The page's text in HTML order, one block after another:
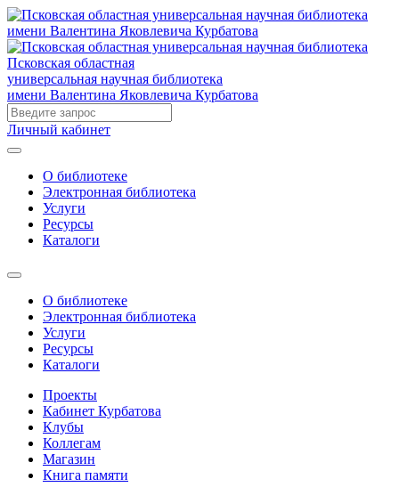
Псковская областная
универсальная научная библиотека
имени Валентина Яковлевича Курбатова
Личный кабинет
О библиотеке
Электронная библиотека
Услуги
Ресурсы
Каталоги
О библиотеке
Электронная библиотека
Услуги
Ресурсы
Каталоги
Проекты
Кабинет Курбатова
Клубы
Коллегам
Магазин
Книга памяти